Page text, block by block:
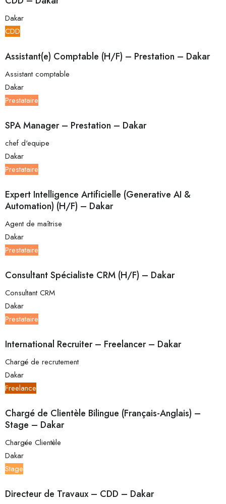
Dakar
CDD
Assistant(e) Comptable (H/F) – Prestation – Dakar
Assistant comptable
Dakar
Prestataire
SPA Manager – Prestation – Dakar
chef d'equipe
Dakar
Prestataire
Expert Intelligence Artificielle (Generative AI &
Automation) (H/F) – Dakar
Agent de maîtrise
Dakar
Prestataire
Consultant Spécialiste CRM (H/F) – Dakar
Consultant CRM
Dakar
Prestataire
International Recruiter – Freelancer – Dakar
Chargé de recrutement
Dakar
Freelance
Chargé de Clientèle Bilingue (Français-Anglais) –
Stage – Dakar
Chargée Clientèle
Dakar
Stage
Directeur de Travaux – CDD – Dakar